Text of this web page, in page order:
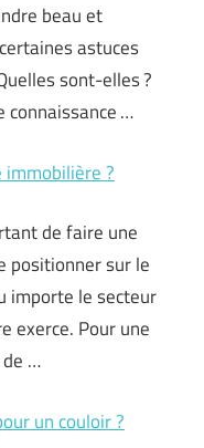
beau et
astuces
sont-elles ?
connaissance …
immobilière ?
de faire une
positionner sur le
importe le secteur
exerce. Pour une
de …
un couloir ?